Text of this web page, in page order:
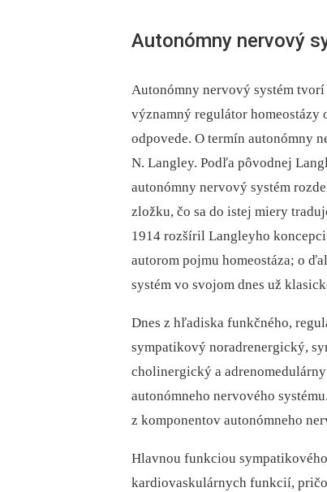
Autonómny nervový
Autonómny nervový systém
významný regulátor
odpovede. O termín autonómny
N. Langley. Podľa pôvodnej
autonómny nervový systém
zložku, čo sa do istej miery
1914 rozšíril Langleyho
autorom pojmu homeostáza; o
systém vo svojom dnes už
Dnes z hľadiska funkčného,
sympatikový noradrenergický,
cholinergický a
autonómneho nervového
z komponentov autonómneho
Hlavnou funkciou
kardiovaskulárnych funkcií,